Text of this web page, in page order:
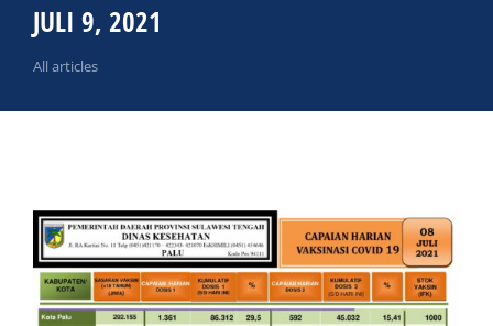
JULI 9, 2021
All articles